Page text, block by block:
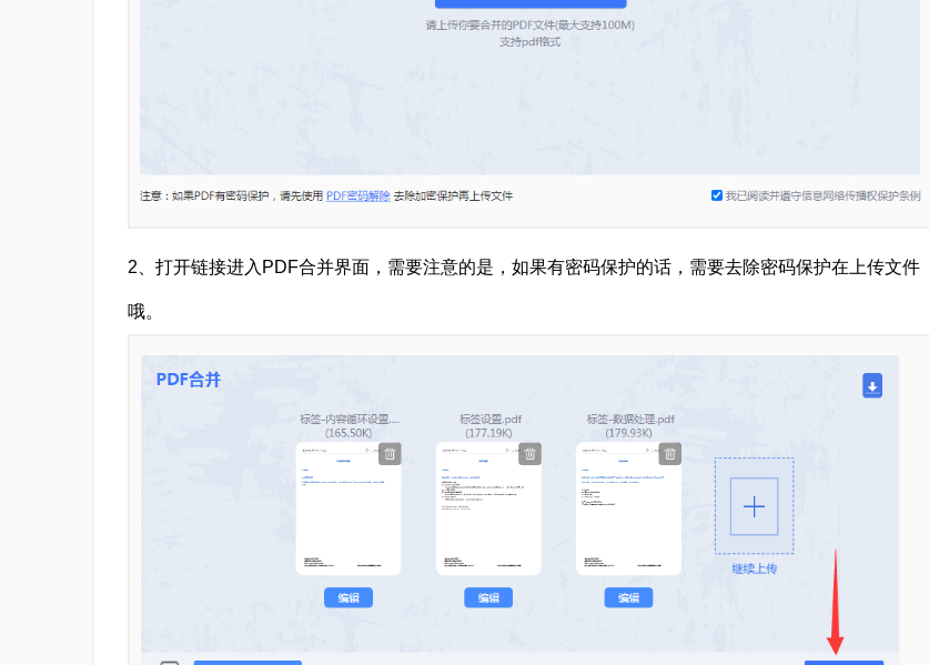
2、打开链接进入PDF合并界面，需要注意的是，如果有密码保护的话，需要去除密码保护在上传文件
哦。